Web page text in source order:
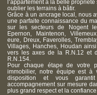
l’appartement à la belle propriété
oublier les terrains à bâtir.
Grâce à un ancrage local, nous
une parfaite connaissance du
sur les secteurs de Nogent
Epernon, Maintenon,
eure, Dreux, Faverolles,
Villages, Hanches, Houdan
vers les axes de la R.N.12 et
R.N.154.
Pour chaque étape de votre
immobilier, notre équipe est à
disposition et vous
accompagnement sur mesure
plus grand respect et la